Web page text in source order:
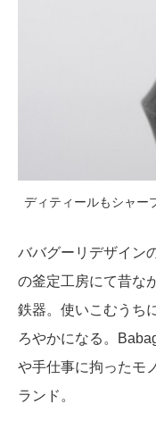
ディティールもシャー
ババグーリデザイン
の釜定工房にて昔な
鉄器。使いこむうち
ろやかになる。
や手仕事に拘ったモ
ランド。